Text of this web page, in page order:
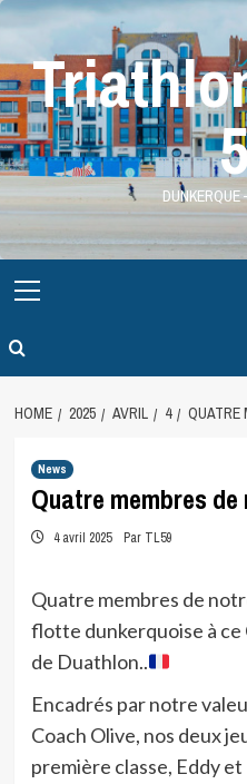
Skip
content
DUNKERQUE
Menu
HOME 2025 AVRIL 4 QUATRE
News
Quatre membres
4 avril 2025 Par TL59
Quatre membres de
flotte dunkerquoise à ce
de Duathlon..
Encadrés par notre
Coach Olive, nos deux
première classe, Eddy